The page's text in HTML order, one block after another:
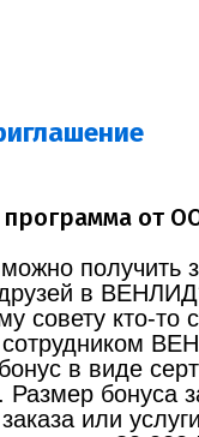
программа от
получить
в
совету кто-то
сотрудником
в виде
Размер бонуса
или